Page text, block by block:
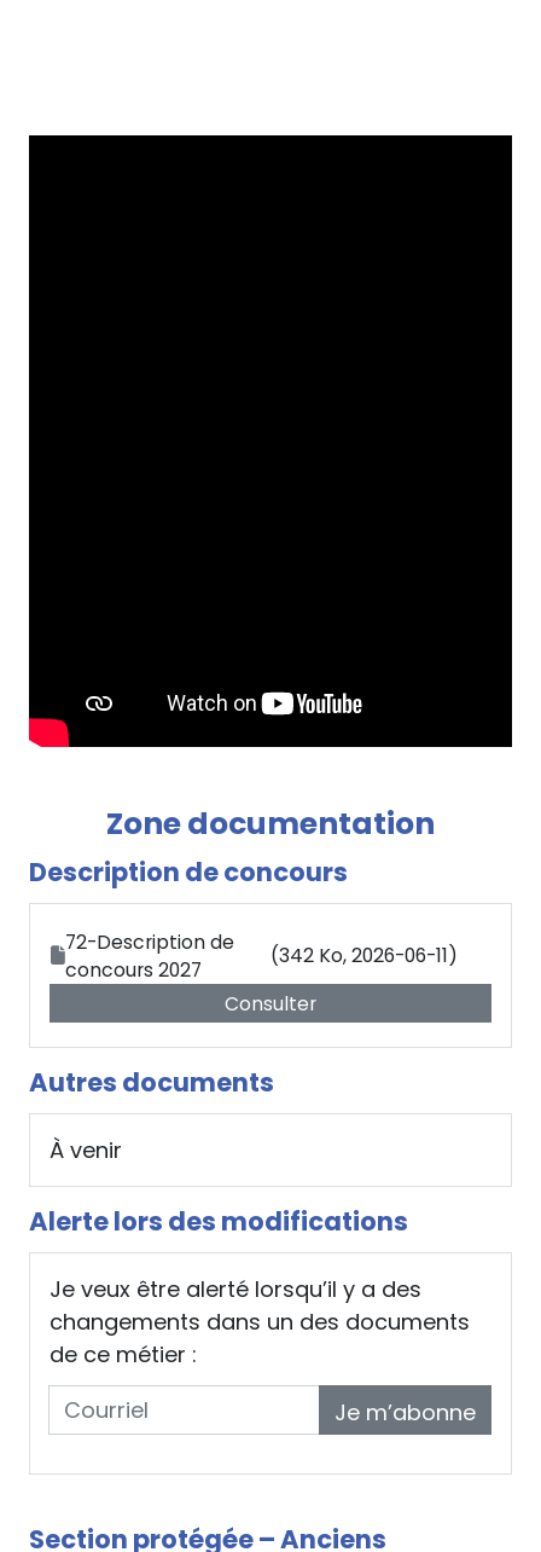
Zone documentation
Description de concours
72-Description de
concours 2027
(342 Ko,2026-06-11)
Consulter
Autres documents
À venir
Alerte lors des modifications
Je veux être alerté lorsqu’il y a des
changements dans un des documents
de ce métier :
Je m’abonne
Section protégée – Anciens